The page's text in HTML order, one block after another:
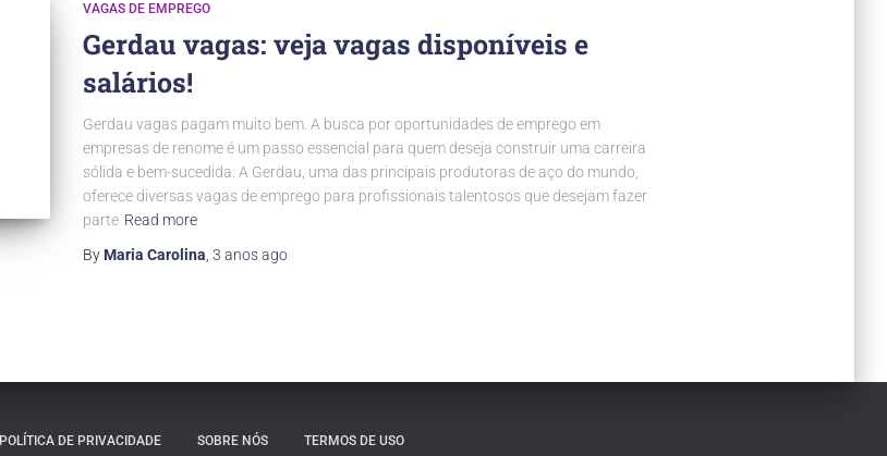
VAGAS DE EMPREGO
Gerdau vagas: veja vagas disponíveis e
salários!
Gerdau vagas pagam muito bem. A busca por oportunidades de emprego em
empresas de renome é um passo essencial para quem deseja construir uma carreira
sólida e bem-sucedida. A Gerdau, uma das principais produtoras de aço do mundo,
oferece diversas vagas de emprego para profissionais talentosos que desejam fazer
parte Read more
By Maria Carolina 3 anosago
POLÍTICA DE PRIVACIDADE SOBRE NÓS TERMOS DE USO